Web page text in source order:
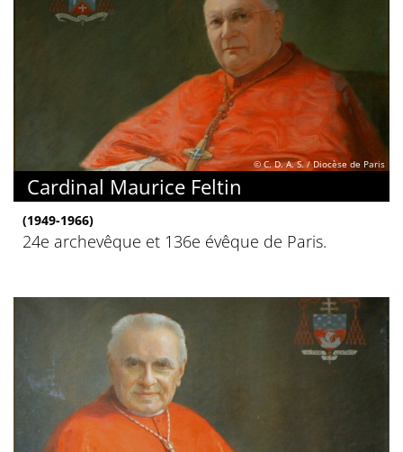
© C. D. A. S. / Diocèse de Paris
Cardinal Maurice Feltin
(1949-1966)
24e archevêque et 136e évêque de Paris.